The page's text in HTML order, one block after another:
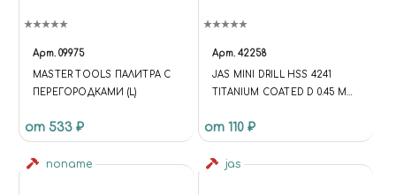
Арт. 09975
MASTER TOOLS ПАЛИТРА С
ПЕРЕГОРОДКАМИ (L)
от 533 ₽
Арт. 42258
JAS MINI DRILL HSS 4241
TITANIUM COATED D 0.45 MM
от 110 ₽
noname jas